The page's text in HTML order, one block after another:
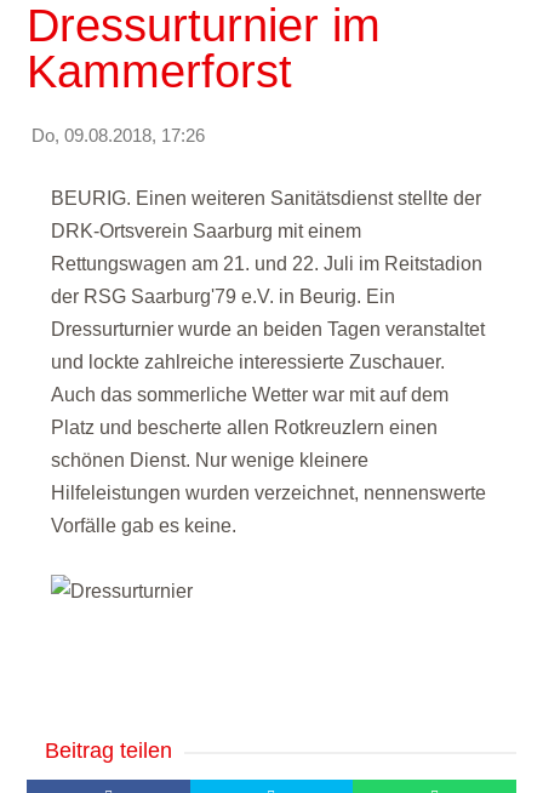
Dressurturnier im
Kammerforst
Do, 09.08.2018, 17:26
BEURIG. Einen weiteren Sanitätsdienst stellte der
DRK-Ortsverein Saarburg mit einem
Rettungswagen am 21. und 22. Juli im Reitstadion
der RSG Saarburg'79 e.V. in Beurig. Ein
Dressurturnier wurde an beiden Tagen veranstaltet
und lockte zahlreiche interessierte Zuschauer.
Auch das sommerliche Wetter war mit auf dem
Platz und bescherte allen Rotkreuzlern einen
schönen Dienst. Nur wenige kleinere
Hilfeleistungen wurden verzeichnet, nennenswerte
Vorfälle gab es keine.
Beitrag teilen